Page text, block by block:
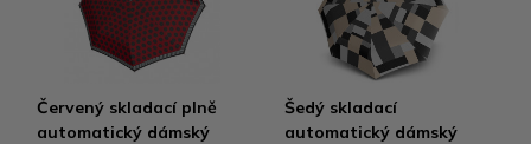
Červený skladací plně
automatický dámský
Šedý skladací
automatický dámský